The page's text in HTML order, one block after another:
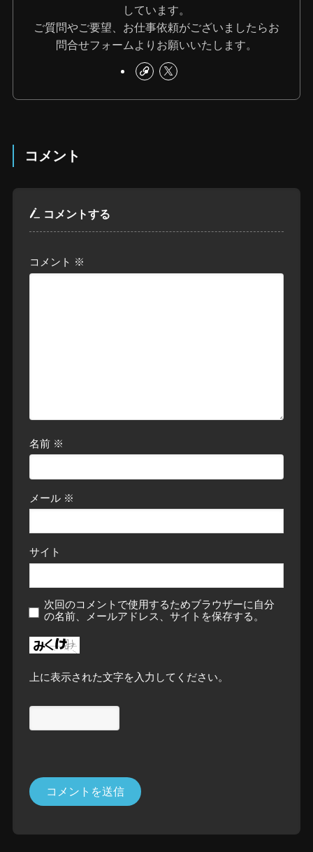
しています。
ご質問やご要望、お仕事依頼がございましたらお
問合せフォームよりお願いいたします。
コメント
コメントする
コメント ※
名前 ※
メール ※
サイト
次回のコメントで使用するためブラウザーに自分
の名前、メールアドレス、サイトを保存する。
上に表示された文字を入力してください。